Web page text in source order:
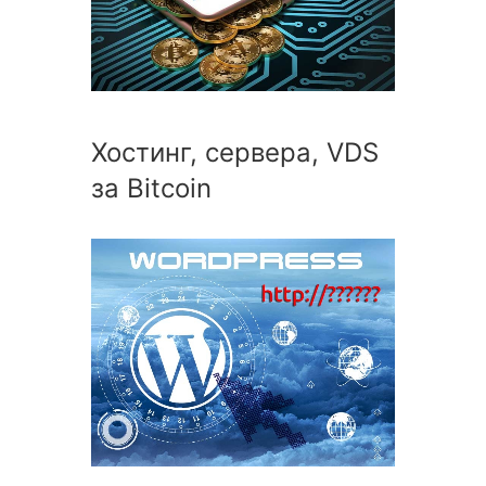
Хостинг, сервера, VDS
за Bitcoin